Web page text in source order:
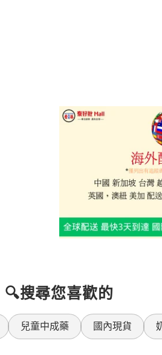
🔍搜尋您喜歡的
兒童中成藥 國內現貨